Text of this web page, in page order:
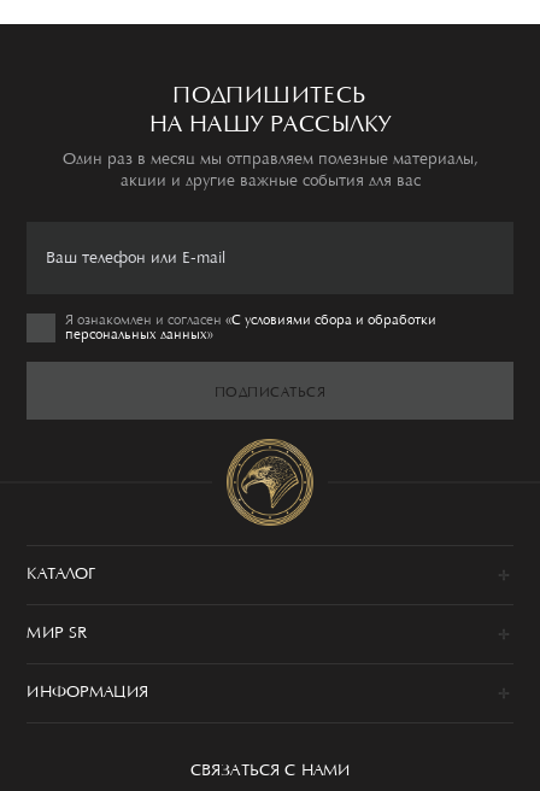
ПОДПИШИТЕСЬ
НА НАШУ РАССЫЛКУ
Один раз в месяц мы отправляем полезные материалы,
акции и другие важные события для вас
Я ознакомлен и согласен«C условиями сбора и обработки
персональных данных»
ПОДПИСАТЬСЯ
КАТАЛОГ
Одежда
МИР SR
ИНФОРМАЦИЯ
СВЯЗАТЬСЯ С НАМИ